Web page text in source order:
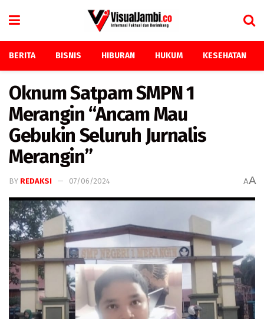
BERITA BISNIS HIBURAN HUKUM KESEHATAN
Oknum Satpam SMPN 1
Merangin “Ancam Mau
Gebukin Seluruh Jurnalis
Merangin”
BY REDAKSI 07/06/2024 AA